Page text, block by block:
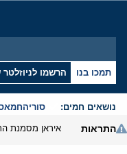
תמכו בנו הרשמו לניוזלטר
נושאים חמים: סוריה
התראות